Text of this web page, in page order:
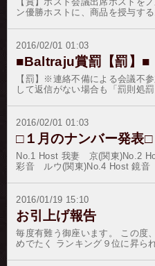
ムより、オリジナルリボンアイ
た後、bninfo@mbn.nifty.com ま
い申し上げます。オリジ
ージサンプル 注）版権・著作権
頂けません。注）公序良俗に反
は御使用頂けません。注）誹謗
んより申立てのある画像・反社
ん。注）画像は、８０×８０ピ
す。注）画像は、ＪＰＧ画像を
さんへの特典と致しまして、バ
トには、個人イベント売上の還
し上げます。（優勝者複数の場
日〜2月15日午前01時迄付与ポ
は132pt）／60日間有効注）銀行
銀行の振込明細書（必要部分の
ければ付与致します。ご明細書
ジット。コンビニ決済で、決済
ＲＬよりご決算頂ければ幸いで
してご決算してください。
ン優勝ホストに、商品を授与する
2016/02/01 01:03
■Baltraju賞罰【罰】■
【罰】※連絡不備による会議不
して返信がない場合も「罰則処
2016/02/01 01:03
□１月のナンバー発表□
No.1 Host 我妻 京(関東)No.2
彩音 ルウ(関東)No.4 Host 鏡
東)No.10 Host 藤村 歩(関東)余
位、並びにホスト諸氏にはご壮
旧暦の正月を祝う風習は文献資
ことが出来る。古代中国の王で
祭祀した記録があり、これが春
の時代以前は元旦の日付が統一
の元月を正月としていたが、殷
2016/01/19 15:10
お引上げ報告
毎度有難う御座います。 この
めでたく ランキング９位に昇ら